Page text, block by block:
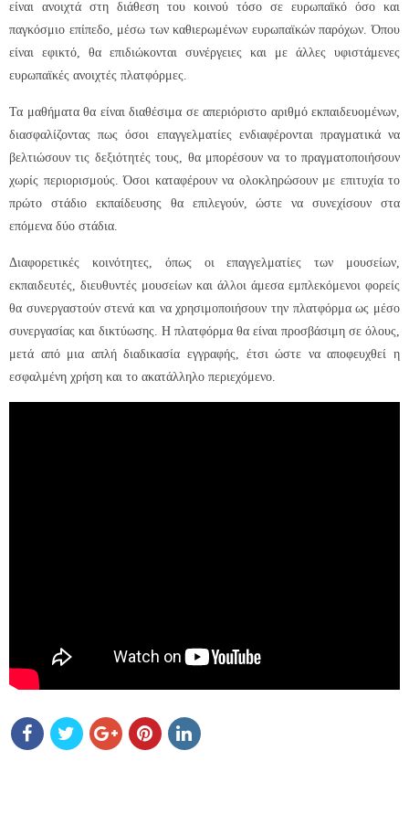
είναι ανοιχτά στη διάθεση του κοινού τόσο σε ευρωπαϊκό όσο και
παγκόσμιο επίπεδο, μέσω των καθιερωμένων ευρωπαϊκών παρόχων. Όπου
είναι εφικτό, θα επιδιώκονται συνέργειες και με άλλες υφιστάμενες
ευρωπαϊκές ανοιχτές πλατφόρμες.
Τα μαθήματα θα είναι διαθέσιμα σε απεριόριστο αριθμό εκπαιδευομένων,
διασφαλίζοντας πως όσοι επαγγελματίες ενδιαφέρονται πραγματικά να
βελτιώσουν τις δεξιότητές τους, θα μπορέσουν να το πραγματοποιήσουν
χωρίς περιορισμούς. Όσοι καταφέρουν να ολοκληρώσουν με επιτυχία το
πρώτο στάδιο εκπαίδευσης θα επιλεγούν, ώστε να συνεχίσουν στα
επόμενα δύο στάδια.
Διαφορετικές κοινότητες, όπως οι επαγγελματίες των μουσείων,
εκπαιδευτές, διευθυντές μουσείων και άλλοι άμεσα εμπλεκόμενοι φορείς
θα συνεργαστούν στενά και να χρησιμοποιήσουν την πλατφόρμα ως μέσο
συνεργασίας και δικτύωσης. Η πλατφόρμα θα είναι προσβάσιμη σε όλους,
μετά από μια απλή διαδικασία εγγραφής, έτσι ώστε να αποφευχθεί η
εσφαλμένη χρήση και το ακατάλληλο περιεχόμενο.